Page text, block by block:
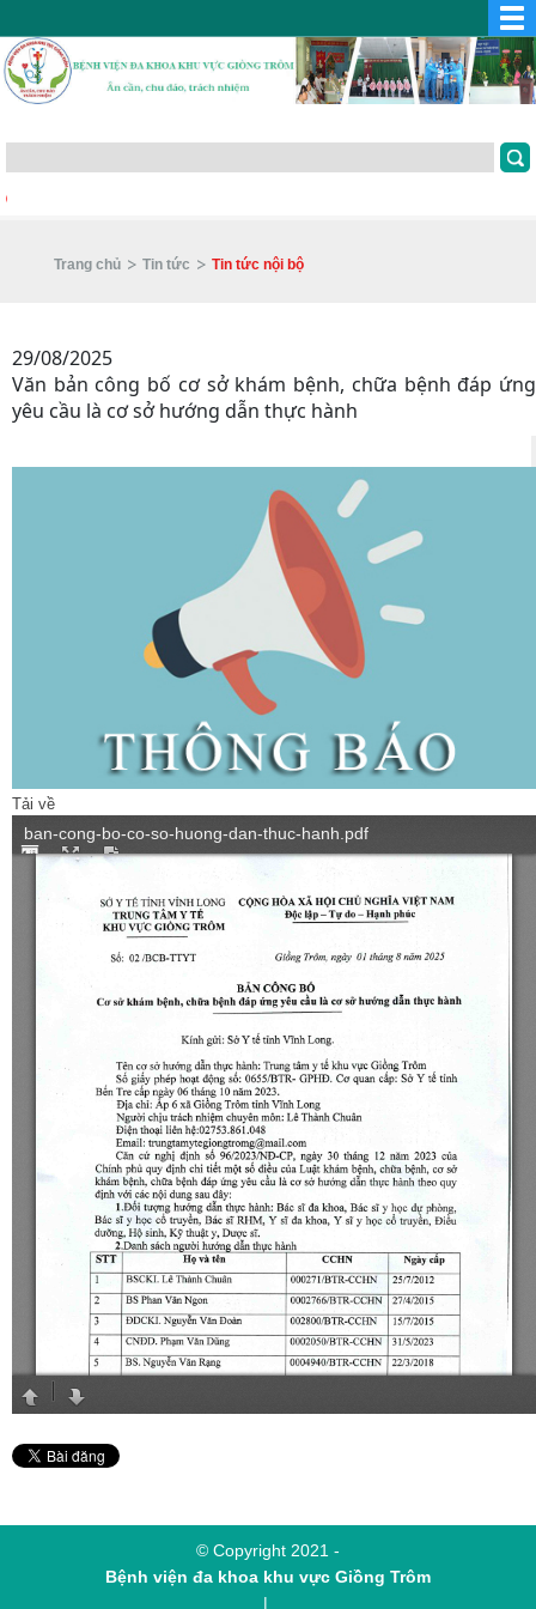
Trang chủ Tin tức Tin tức nội bộ
29/08/2025
Văn bản công bố cơ sở khám bệnh, chữa bệnh đáp ứng
yêu cầu là cơ sở hướng dẫn thực hành
Tải về
© Copyright 2021 -
Bệnh viện đa khoa khu vực Giồng Trôm
|